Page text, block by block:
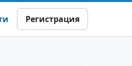
Регистрация